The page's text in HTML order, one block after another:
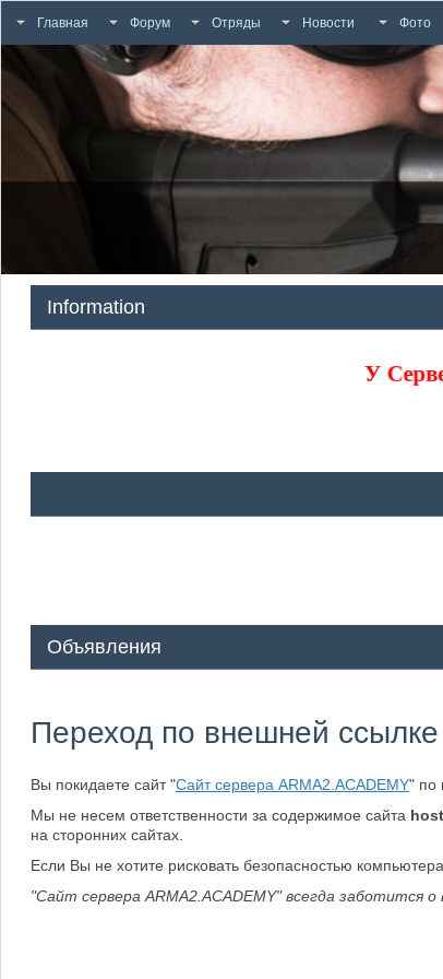
Главная Форум Отряды Новости Фото
Information
У
Объявления
Переход по внешней ссылке
Вы покидаете сайт "Сайт сервера ARMA2.ACADEMY" по
Мы не несем ответственности за содержимое сайта
на сторонних сайтах.
Если Вы не хотите рисковать безопасностью
"Сайт сервера ARMA2.ACADEMY" всегда заботится о